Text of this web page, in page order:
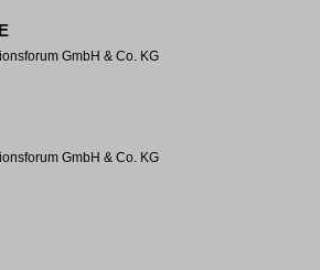
GmbH & Co. KG
GmbH & Co. KG